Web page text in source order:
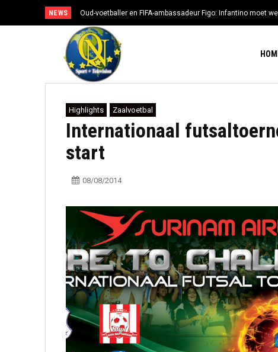
NEWS Oud-voetballer en FIFA-ambassadeur Figo: Infantino moet
Highlights Zaalvoetbal
Internationaal
start
08/08/2014